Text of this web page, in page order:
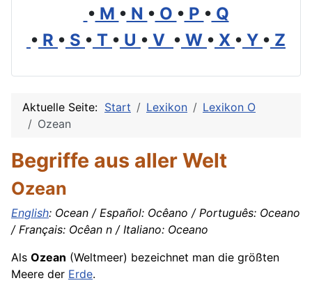
• M • N • O • P • Q
• R • S • T • U • V • W • X • Y • Z
Aktuelle Seite: Start Lexikon
Lexikon O
Ozean
Begriffe aus aller Welt
Ozean
English: Ocean / Español: Ocêano / Português: Oceano
/ Français: Ocêan n / Italiano: Oceano
Als Ozean (Weltmeer) bezeichnet man die größten
Meere der Erde.